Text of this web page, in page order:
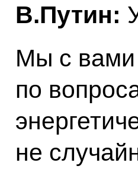
В.Путин:
Мы с вами
по
не